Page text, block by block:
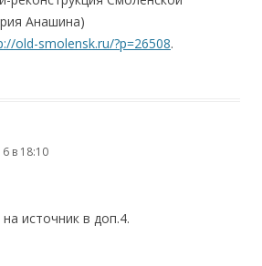
Анашина)
old-smolensk.ru/?p=26508.
в 18:10
источник в доп.4.